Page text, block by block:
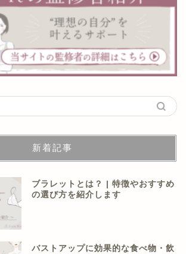
新着記事
ブラレットとは？ | 特徴やおすすめ
の選び方を紹介します
バストアップに効果的な食べ物・飲